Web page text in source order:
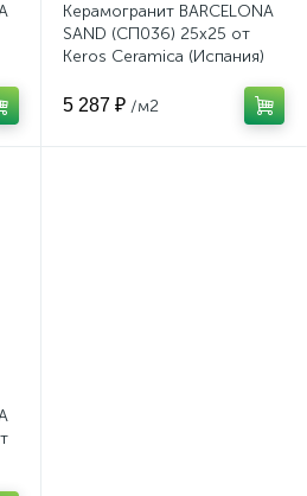
Керамогранит BARCELONA
SAND (СП036) 25x25 от
Keros Ceramica (Испания)
5 287 ₽ /м2